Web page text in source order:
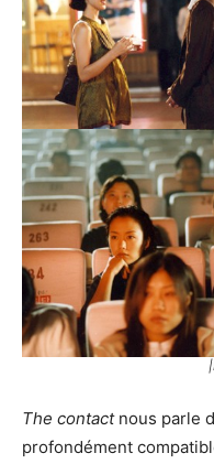
The contactnous parle
profondément